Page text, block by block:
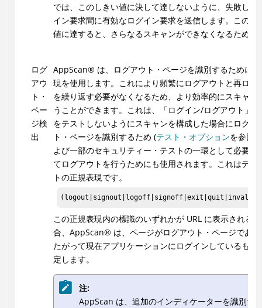
では、このしきい値に決して達しないように、失敗した
イン要求間に有効なログイン要求を送信します。このし
値に達すると、さらなるスキャンができなくなるためで
ログ
アウ
ト・
ペー
ジ検
出
AppScan® は、ログアウト・ページを識別するために
現を使用します。これにより頻繁にログアウトと再ログ
を繰り返す必要がなくなるため、より効率的にスキャン
うことができます。これは、「ログイン/ログアウト」
をテストしないようにスキャンを構成した場合にログア
ト・ページを識別するため (テスト・オプションを参照)
よび一部のセキュリティー・テストの一環として必要に
てログアウトを行うためにも使用されます。これはデフ
トの正規表現です。
この正規表現内の標識のいずれかが URL に表示される場
合、 AppScan® は、ページがログアウト・ページであ
たがって現在アプリケーションにログインしているもの
定します。
注:
AppScan は、追加のインディケーターを識別す